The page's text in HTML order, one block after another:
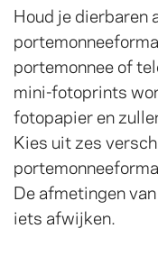
Houd je dierbaren
portemonnee of
mini-fotoprints
fotopapier en
Kies uit zes
De afmetingen
iets afwijken.